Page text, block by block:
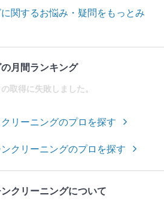
関するお悩み・疑問をもっとみ
月間ランキング
取得に失敗しました。
リーニングのプロを探す
クリーニングのプロを探す
クリーニングについて